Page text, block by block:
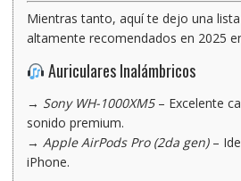
Mientras tanto, aquí te dejo una
altamente recomendados en 2025
Auriculares Inalámbricos
→ Sony WH-1000XM5– Excelente
sonido premium.
→ Apple AirPods Pro (2da gen)–
iPhone.